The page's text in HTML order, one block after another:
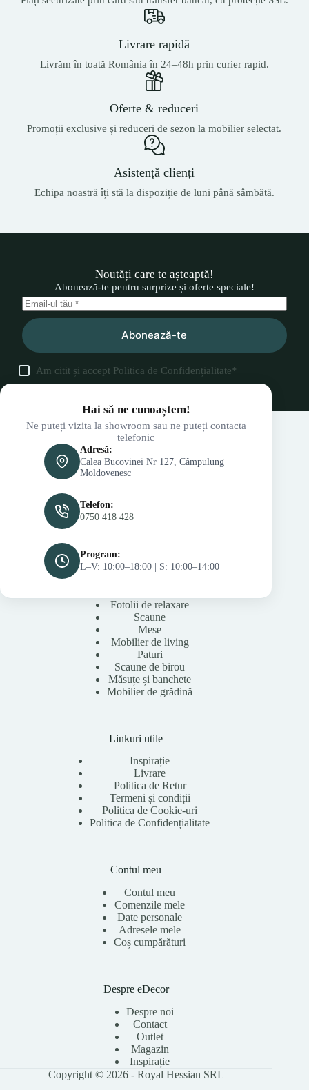
Livrare rapidă
Livrăm în toată România în 24–48h prin curier rapid.
Oferte & reduceri
Promoții exclusive și reduceri de sezon la mobilier selectat.
Asistență clienți
Echipa noastră îți stă la dispoziție de luni până sâmbătă.
Noutăți care te așteaptă!
Abonează-te pentru surprize și oferte speciale!
Abonează-te
Am citit și accept Politica de Confidențialitate*
Hai să ne cunoaștem!
Ne puteți vizita la showroom sau ne puteți contacta
telefonic
Adresă:
Calea Bucovinei Nr 127, Câmpulung
Moldovenesc
Telefon:
0750 418 428
Program:
L–V: 10:00–18:00 | S: 10:00–14:00
Fotolii de relaxare
Scaune
Mese
Mobilier de living
Paturi
Scaune de birou
Măsuțe și banchete
Mobilier de grădină
Linkuri utile
Inspirație
Livrare
Politica de Retur
Termeni și condiții
Politica de Cookie-uri
Politica de Confidențialitate
Contul meu
Contul meu
Comenzile mele
Date personale
Adresele mele
Coș cumpărături
Despre eDecor
Despre noi
Contact
Outlet
Magazin
Inspirație
Copyright © 2026 - Royal Hessian SRL